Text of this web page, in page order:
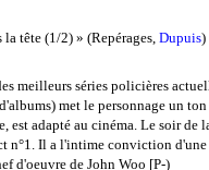
tête (1/2) » (Repérages, Dupuis)
meilleurs séries policières
met le personnage un
est adapté au cinéma. Le soir
n°1. Il a l'intime conviction
d'oeuvre de John Woo [P-)